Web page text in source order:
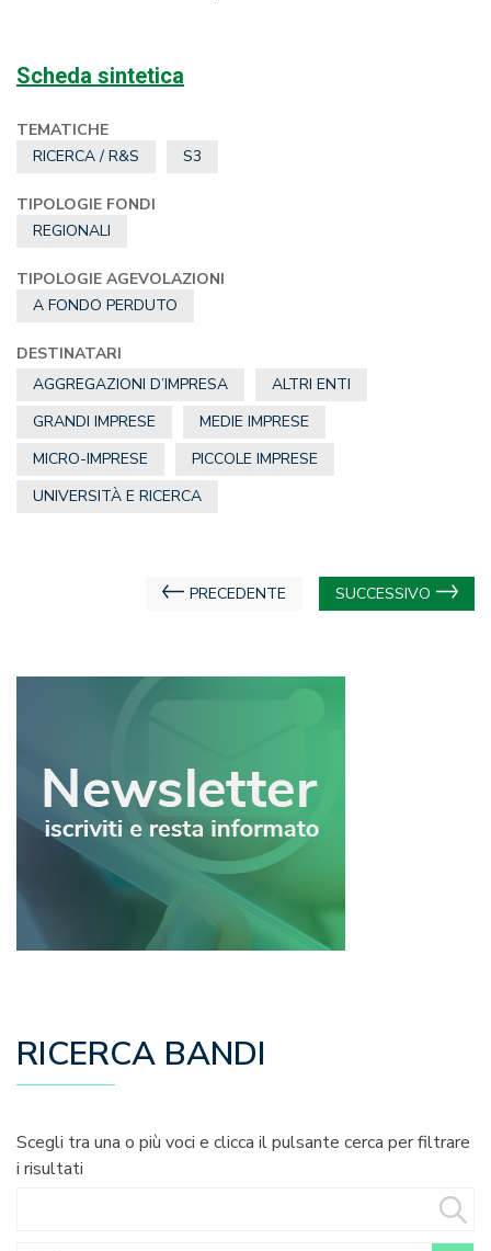
Scheda sintetica
TEMATICHE
RICERCA / R&S
S3
TIPOLOGIE FONDI
REGIONALI
TIPOLOGIE AGEVOLAZIONI
A FONDO PERDUTO
DESTINATARI
AGGREGAZIONI D’IMPRESA
ALTRI ENTI
GRANDI IMPRESE
MEDIE IMPRESE
MICRO-IMPRESE
PICCOLE IMPRESE
UNIVERSITÀ E RICERCA
Navigazione
PRECEDENTE SUCCESSIVO
RICERCA BANDI
Scegli tra una o più voci e clicca il pulsante cerca per filtrare
i risultati